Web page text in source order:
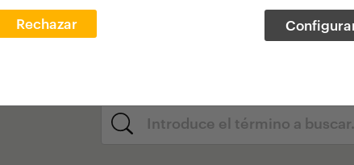
Rechazar
participaciones